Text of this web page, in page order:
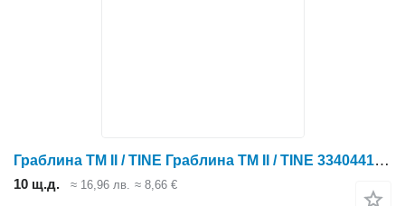
Граблина TM II / TINE Граблина TM II / TINE 33404416 за култиватор Case IH TIGER-MATE II
10 щ.д. ≈ 16,96 лв. ≈ 8,66 €